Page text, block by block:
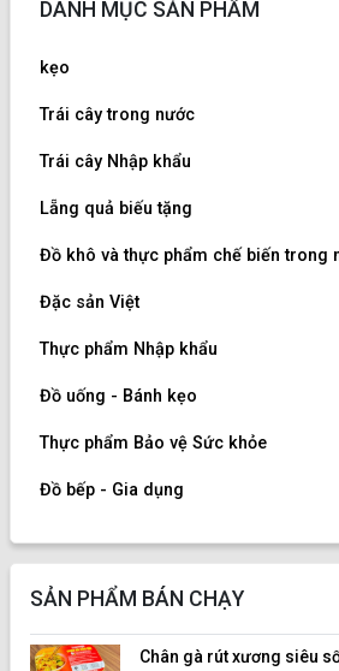
DANH MỤC SẢN PHẨM
kẹo
Trái cây trong nước
Trái cây Nhập khẩu
Lẵng quả biếu tặng
Đồ khô và thực phẩm chế biến trong
Đặc sản Việt
Thực phẩm Nhập khẩu
Đồ uống - Bánh kẹo
Thực phẩm Bảo vệ Sức khỏe
Đồ bếp - Gia dụng
SẢN PHẨM BÁN CHẠY
Chân gà rút xương siêu